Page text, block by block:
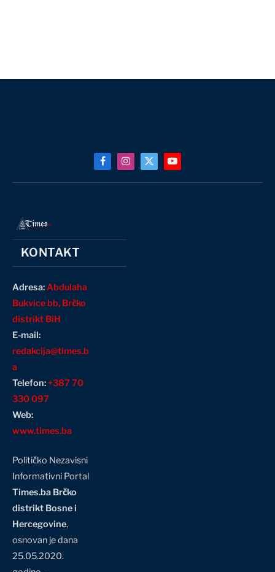
FacebookInstagram
X
YouTube
KONTAKT
Adresa:Abdulaha
Bukvice bb, Brčko
distrikt BiH
E-mail:
redakcija@times.b
a
Telefon:+387 70
330 097
Web:
www.times.ba
Političko Nezavisni
Informativni Portal
Times.ba Brčko
distrikt Bosne i
Hercegovine,
osnovan je dana
25.05.2020.